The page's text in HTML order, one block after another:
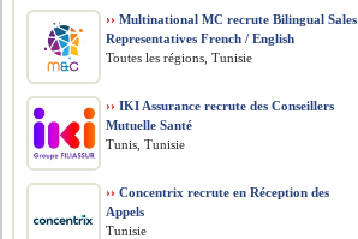
›› Multinational MC recrute Bilingual Sales
Representatives French / English
Toutes les régions, Tunisie
›› IKI Assurance recrute des Conseillers
Mutuelle Santé
Tunis, Tunisie
›› Concentrix recrute en Réception des
Appels
Tunisie